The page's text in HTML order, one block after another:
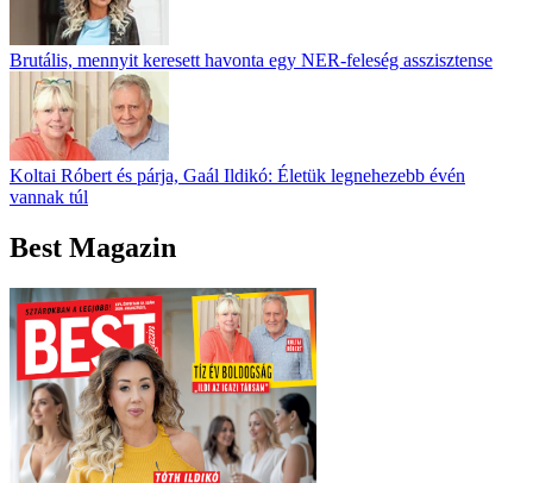
Brutális, mennyit keresett havonta egy NER-feleség asszisztense
Koltai Róbert és párja, Gaál Ildikó: Életük legnehezebb évén
vannak túl
Best Magazin